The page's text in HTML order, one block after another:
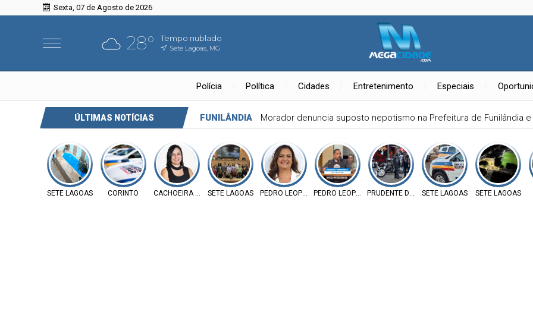
Sexta, 07 de Agosto de 2026
28° Tempo nublado
Sete Lagoas, MG
Polícia Política Cidades Entretenimento Especiais
ÚLTIMAS NOTÍCIAS FUNILÂNDIA Morador denuncia suposto nepotismo na Prefeitura de Funilândia
SETE LAGOAS CORINTO CACHOEIRA DA PRATASETE LAGOAS PEDRO LEOPOLDOPEDRO LEOPOLDOPRUDENTE DE MORAISSETE LAGOAS SETE LAGOAS